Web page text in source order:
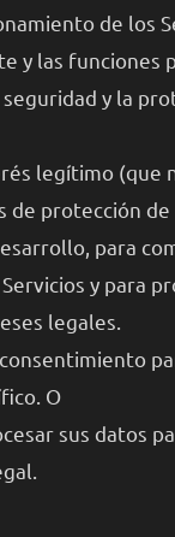
de los
y las funciones
y la
legítimo (que
de protección
para
y para
legales.
O
sus datos